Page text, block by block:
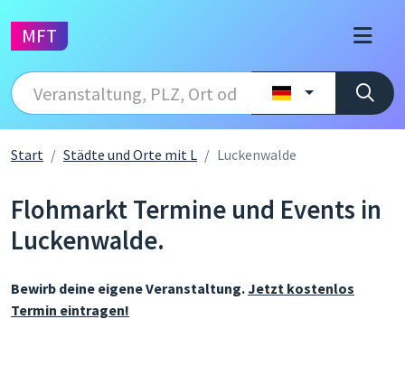
MFT
Start Städte und Orte mit L Luckenwalde
Flohmarkt Termine und Events in
Luckenwalde.
Bewirb deine eigene Veranstaltung.Jetzt kostenlos
Termin eintragen!